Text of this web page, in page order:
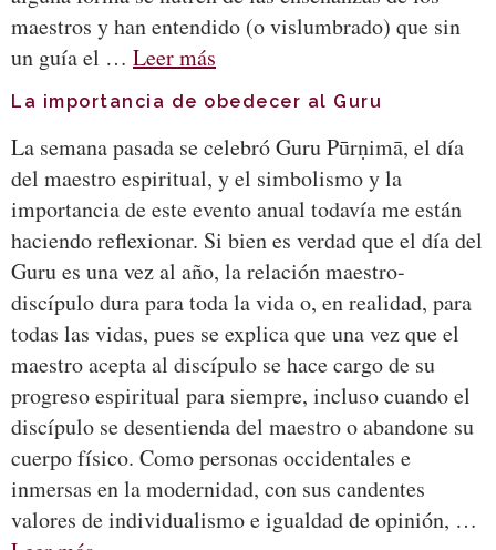
maestros y han entendido (o vislumbrado) que sin
un guía el … Leer más
La importancia de obedecer al Guru
La semana pasada se celebró Guru Pūrṇimā, el día
del maestro espiritual, y el simbolismo y la
importancia de este evento anual todavía me están
haciendo reflexionar. Si bien es verdad que el día del
Guru es una vez al año, la relación maestro-
discípulo dura para toda la vida o, en realidad, para
todas las vidas, pues se explica que una vez que el
maestro acepta al discípulo se hace cargo de su
progreso espiritual para siempre, incluso cuando el
discípulo se desentienda del maestro o abandone su
cuerpo físico. Como personas occidentales e
inmersas en la modernidad, con sus candentes
valores de individualismo e igualdad de opinión, …